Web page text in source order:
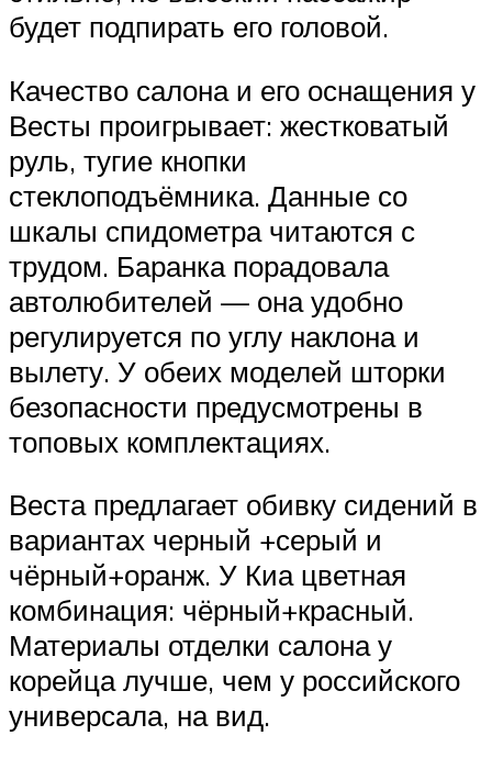
будет подпирать его головой.
Качество салона и его оснащения у
Весты проигрывает: жестковатый
руль, тугие кнопки
стеклоподъёмника. Данные со
шкалы спидометра читаются с
трудом. Баранка порадовала
автолюбителей — она удобно
регулируется по углу наклона и
вылету. У обеих моделей шторки
безопасности предусмотрены в
топовых комплектациях.
Веста предлагает обивку сидений в
вариантах черный +серый и
чёрный+оранж. У Киа цветная
комбинация: чёрный+красный.
Материалы отделки салона у
корейца лучше, чем у российского
универсала, на вид.